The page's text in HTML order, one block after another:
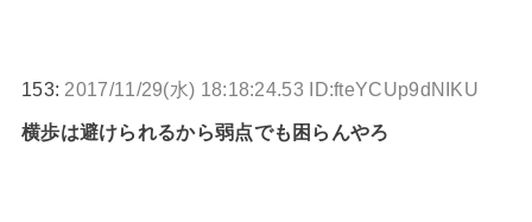
153: 2017/11/29(水) 18:18:24.53 ID:fteYCUp9dNIKU
横歩は避けられるから弱点でも困らんやろ